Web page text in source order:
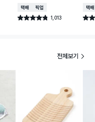
0P
택배배송매장픽업
별점 4.8점 1,013
건 작성
택배
별점
전체보기